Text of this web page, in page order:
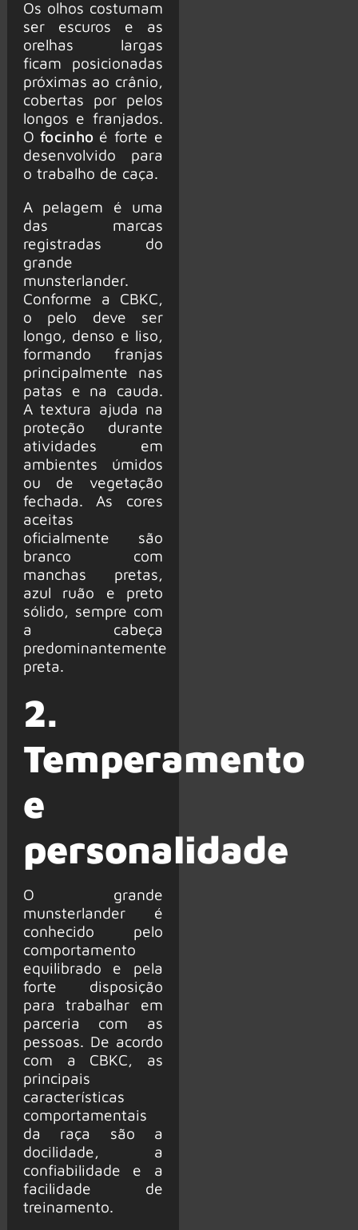
Os olhos costumam
ser escuros e as
orelhas largas
ficam posicionadas
próximas ao crânio,
cobertas por pelos
longos e franjados.
O focinho é forte e
desenvolvido para
o trabalho de caça.
A pelagem é uma
das marcas
registradas do
grande
munsterlander.
Conforme a CBKC,
o pelo deve ser
longo, denso e liso,
formando franjas
principalmente nas
patas e na cauda.
A textura ajuda na
proteção durante
atividades em
ambientes úmidos
ou de vegetação
fechada. As cores
aceitas
oficialmente são
branco com
manchas pretas,
azul ruão e preto
sólido, sempre com
a cabeça
predominantemente
preta.
2.
Temperamento
e
personalidade
O grande
munsterlander é
conhecido pelo
comportamento
equilibrado e pela
forte disposição
para trabalhar em
parceria com as
pessoas. De acordo
com a CBKC, as
principais
características
comportamentais
da raça são a
docilidade, a
confiabilidade e a
facilidade de
treinamento.